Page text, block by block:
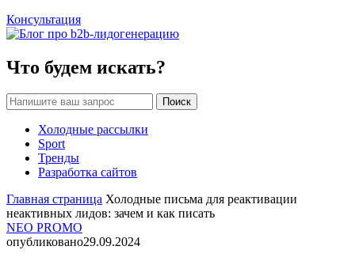
Консультация
Что будем искать?
Поиск
Холодные рассылки
Sport
Тренды
Разработка сайтов
Главная страница Холодные письма для реактивации
неактивных лидов: зачем и как писать
NEO PROMO
опубликовано29.09.2024